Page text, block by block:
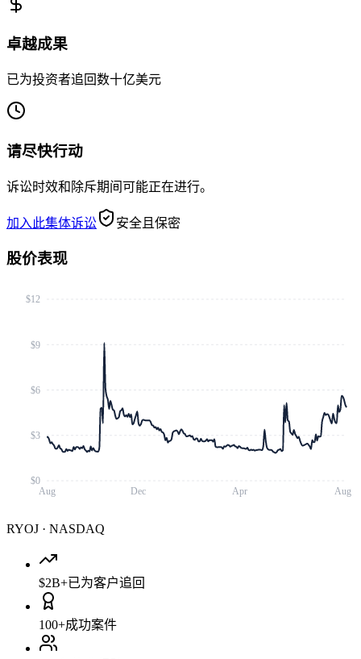
卓越成果
已为投资者追回数十亿美元
请尽快行动
诉讼时效和除斥期间可能正在进行。
加入此集体诉讼 安全且保密
股价表现
Aug Dec Apr Aug
$0
$3
$6
$9
$12
RYOJ · NASDAQ
$2B+已为客户追回
100+成功案件